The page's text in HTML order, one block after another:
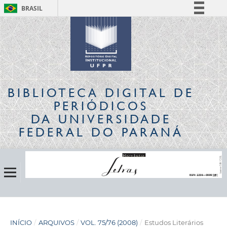
BRASIL
Simplifique!
Comunica BR
Participe
Acesso à informação
Legislação
Canais
BIBLIOTECA DIGITALDE
PERIÓDICOS
DA UNIVERSIDADE
FEDERAL DO PARANÁ
INÍCIO / ARQUIVOS / VOL. 75/76 (2008) / Estudos Literários